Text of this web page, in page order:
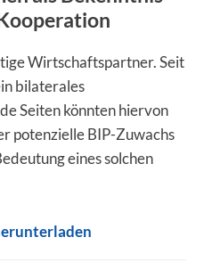
Wirtschaftspartner. Seit
bilaterales
Seiten könnten hiervon
potenzielle BIP-Zuwachs
eines solchen